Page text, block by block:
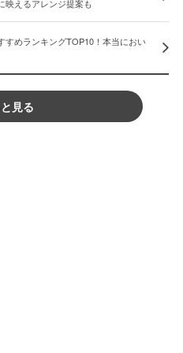
映えるアレンジ提案も
すめランキングTOP10！本当におい
見る